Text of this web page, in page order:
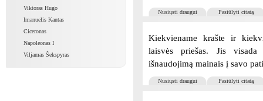
Viktoras Hugo
Imanuelis Kantas
Ciceronas
Napoleonas I
Viljamas Šekspyras
Nusiųsti draugui Pasiūlyti citatą
Kiekviename krašte ir
laisvės priešas. Jis
išnaudojimą mainais į savo
Nusiųsti draugui Pasiūlyti citatą